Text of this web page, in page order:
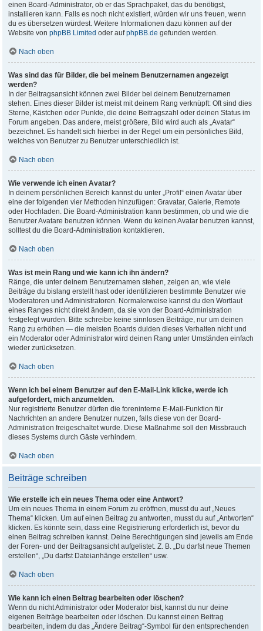
einen Board-Administrator, ob er das Sprachpaket, das du benötigst,
installieren kann. Falls es noch nicht existiert, würden wir uns freuen, wenn
du es übersetzen würdest. Weitere Informationen dazu können auf der
Website vonphpBB Limited oder aufphpBB.de gefunden werden.
Nach oben
Was sind das für Bilder, die bei meinem Benutzernamen angezeigt
werden?
In der Beitragsansicht können zwei Bilder bei deinem Benutzernamen
stehen. Eines dieser Bilder ist meist mit deinem Rang verknüpft: Oft sind dies
Sterne, Kästchen oder Punkte, die deine Beitragszahl oder deinen Status im
Forum angeben. Das andere, meist größere, Bild wird auch als „Avatar“
bezeichnet. Es handelt sich hierbei in der Regel um ein persönliches Bild,
welches von Benutzer zu Benutzer unterschiedlich ist.
Nach oben
Wie verwende ich einen Avatar?
In deinem persönlichen Bereich kannst du unter „Profil“ einen Avatar über
eine der folgenden vier Methoden hinzufügen: Gravatar, Galerie, Remote
oder Hochladen. Die Board-Administration kann bestimmen, ob und wie die
Benutzer Avatare benutzen können. Wenn du keinen Avatar benutzen kannst,
solltest du die Board-Administration kontaktieren.
Nach oben
Was ist mein Rang und wie kann ich ihn ändern?
Ränge, die unter deinem Benutzernamen stehen, zeigen an, wie viele
Beiträge du bislang erstellt hast oder identifizieren bestimmte Benutzer wie
Moderatoren und Administratoren. Normalerweise kannst du den Wortlaut
eines Ranges nicht direkt ändern, da sie von der Board-Administration
festgelegt wurden. Bitte schreibe keine sinnlosen Beiträge, nur um deinen
Rang zu erhöhen — die meisten Boards dulden dieses Verhalten nicht und
ein Moderator oder Administrator wird deinen Rang unter Umständen einfach
wieder zurücksetzen.
Nach oben
Wenn ich bei einem Benutzer auf den E-Mail-Link klicke, werde ich
aufgefordert, mich anzumelden.
Nur registrierte Benutzer dürfen die foreninterne E-Mail-Funktion für
Nachrichten an andere Benutzer nutzen, falls diese von der Board-
Administration freigeschaltet wurde. Diese Maßnahme soll den Missbrauch
dieses Systems durch Gäste verhindern.
Nach oben
Beiträge schreiben
Wie erstelle ich ein neues Thema oder eine Antwort?
Um ein neues Thema in einem Forum zu eröffnen, musst du auf „Neues
Thema“ klicken. Um auf einen Beitrag zu antworten, musst du auf „Antworten“
klicken. Es könnte sein, dass eine Registrierung erforderlich ist, bevor du
einen Beitrag schreiben kannst. Deine Berechtigungen sind jeweils am Ende
der Foren- und der Beitragsansicht aufgelistet. Z. B. „Du darfst neue Themen
erstellen“, „Du darfst Dateianhänge erstellen“ usw.
Nach oben
Wie kann ich einen Beitrag bearbeiten oder löschen?
Wenn du nicht Administrator oder Moderator bist, kannst du nur deine
eigenen Beiträge bearbeiten oder löschen. Du kannst einen Beitrag
bearbeiten, indem du das „Ändere Beitrag“-Symbol für den entsprechenden